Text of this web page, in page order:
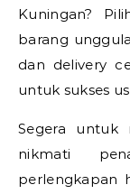
Kuningan?
barang
dan delivery
untuk sukses
Segera untuk
nikmati
perlengkapan